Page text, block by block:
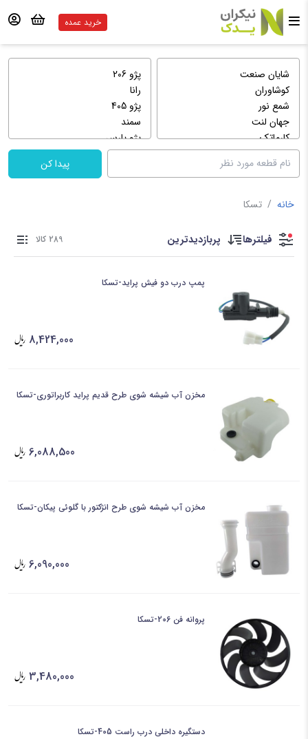
خرید عمده
پیدا کن
خانه / تسکا
فیلترها پربازدیدترین 289 کالا
پمپ درب دو فیش پراید-تسکا
8,424,000
مخزن آب شیشه شوی طرح قدیم پراید کاربراتوری-تسکا
6,088,500
مخزن آب شیشه شوی طرح انژکتور با گلوئی پیکان-تسکا
6,090,000
پروانه فن 206-تسکا
3,480,000
دستگیره داخلی درب راست 405-تسکا